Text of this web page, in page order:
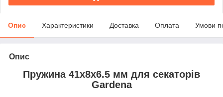
Опис Характеристики Доставка Оплата Умови
Опис
Пружина 41х8х6.5 мм для секаторів
Gardena